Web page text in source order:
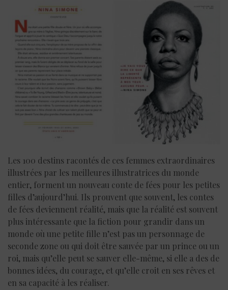
Les 100 destins racontés de ces femmes extraordinaires
illustrées par les meilleures illustratrices du monde
entier, forment un nouveau conte de fées pour les petites
filles d’aujourd’hui. Ils prouvent que souvent, les contes
de fées deviennent réalité, mais que la réalité est souvent
plus intéressante que la fiction pour grandir dans un
monde où une petite fille n’est pas un personnage de
seconde zone ou qui doit être sauvée par un prince ou un
roi, mais qu’elle peut se sauver elle-même, si elle a des de
bonnes idées, du courage, et qu’elle croit en ses rêves et
en sa capacité à les réaliser.